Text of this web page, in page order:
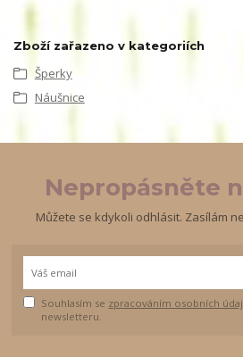
Zboží zařazeno v kategoriích
Šperky
Náušnice
Nepropásněte
Můžete se kdykoli odhlásit. Zasílám
Souhlasím se zpracováním osobních
newsletteru.